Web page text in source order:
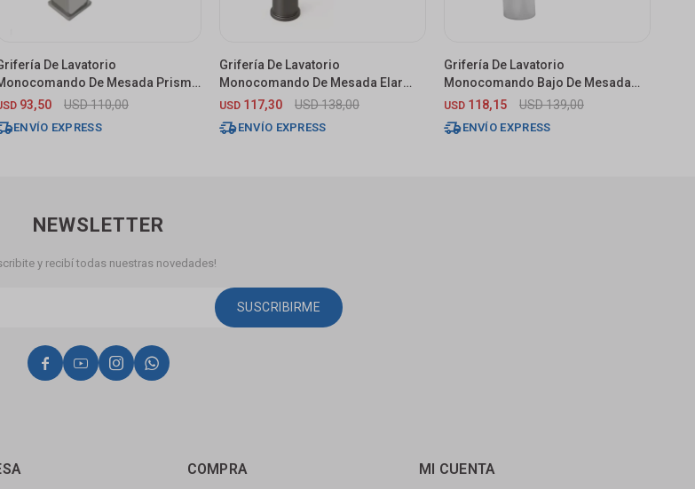
De Lavatorio
De Mesada Prisma
93,50 USD110,00
ENVÍO EXPRESS
Grifería De Lavatorio
Monocomando De Mesada Elar
Grafito
USD 117,30 USD138,00
ENVÍO EXPRESS
Grifería De Lavatorio
Monocomando Bajo De Mesada
Zoe Cromado
USD 118,15 USD139,00
ENVÍO EXPRESS
COMPRA MI CUENTA
NEWSLETTER
y recibí todas nuestras novedades!
SUSCRIBIRME
   